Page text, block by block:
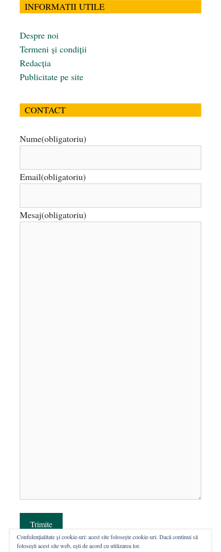
INFORMATII UTILE
Despre noi
Termeni și condiții
Redacția
Publicitate pe site
CONTACT
Nume(obligatoriu)
Email(obligatoriu)
Mesaj(obligatoriu)
Trimite
Confidențialitate și cookie-uri: acest site folosește cookie-uri. Dacă continui să
folosești acest site web, ești de acord cu utilizarea lor.